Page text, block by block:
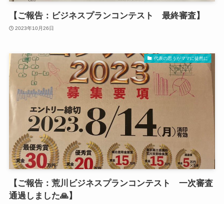
【ご報告：ビジネスプランコンテスト 最終審査】
2023年10月26日
代表の思うがママに徒然に
【ご報告：荒川ビジネスプランコンテスト 一次審査
通過しました🙏】